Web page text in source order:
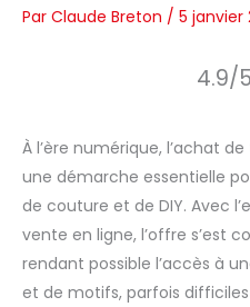
Par Claude Breton / 5 janvier
4.9/
À l’ère numérique, l’achat
une démarche essentielle
de couture et de DIY. Avec
vente en ligne, l’offre s’est
rendant possible l’accès à
et de motifs, parfois